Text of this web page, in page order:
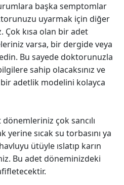
başka semptomlar
uyarmak için diğer
Çok kısa olan bir adet
varsa, bir dergide veya
Bu sayede doktorunuzla
sahip olacaksınız ve
adetlik modelini kolayca
çok sancılı
yerine sıcak su torbasını ya
ütüyle ıslatıp karın
Bu adet döneminizdeki